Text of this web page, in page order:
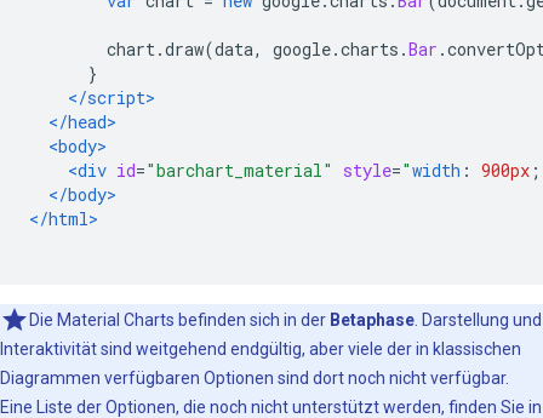
chart.draw(data, google.charts .Bar .
}
</script>
</head>
<body>
<div id="barchart_material" style="width : 900px ;
</body>
</html>
Die Material Charts befinden sich in der Betaphase . Darstellung und
Interaktivität sind weitgehend endgültig, aber viele der in klassischen
Diagrammen verfügbaren Optionen sind dort noch nicht verfügbar.
Eine Liste der Optionen, die noch nicht unterstützt werden, finden Sie in